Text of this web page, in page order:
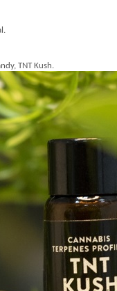
TNT Kush.